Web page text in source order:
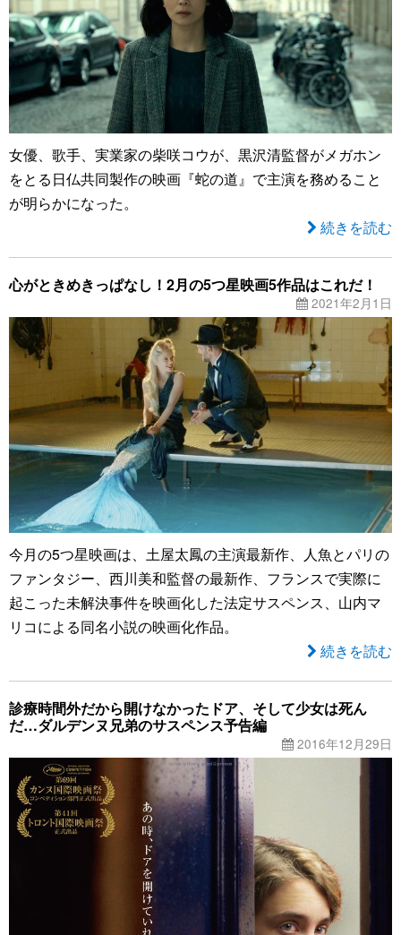
女優、歌手、実業家の柴咲コウが、黒沢清監督がメガホン
をとる日仏共同製作の映画『蛇の道』で主演を務めること
が明らかになった。
続きを読む
心がときめきっぱなし！2月の5つ星映画5作品はこれだ！
2021年2月1日
今月の5つ星映画は、土屋太鳳の主演最新作、人魚とパリの
ファンタジー、西川美和監督の最新作、フランスで実際に
起こった未解決事件を映画化した法定サスペンス、山内マ
リコによる同名小説の映画化作品。
続きを読む
診療時間外だから開けなかったドア、そして少女は死ん
だ…ダルデンヌ兄弟のサスペンス予告編
2016年12月29日